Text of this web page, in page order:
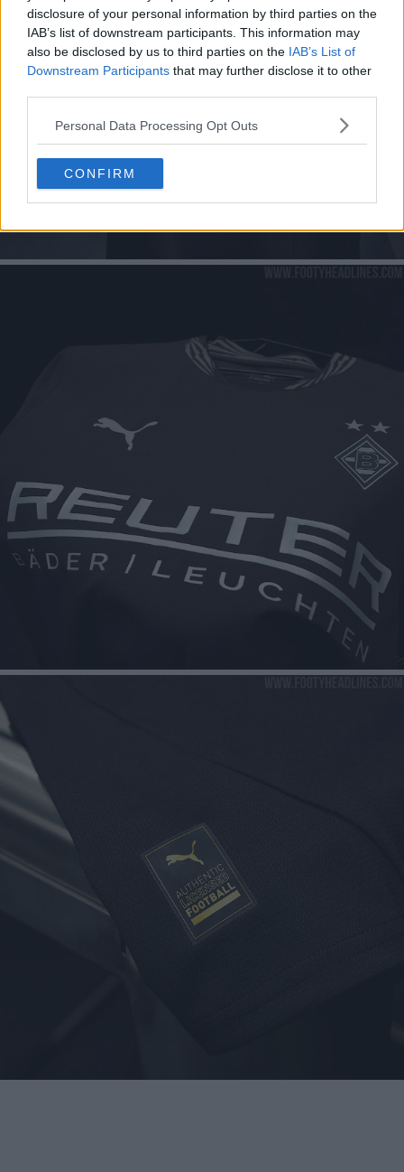
disclosure of your personal information by third parties on the
IAB’s list of downstream participants. This information may
also be disclosed by us to third parties on the IAB’s List of
Downstream Participants that may further disclose it to other
Personal Data Processing Opt Outs
CONFIRM